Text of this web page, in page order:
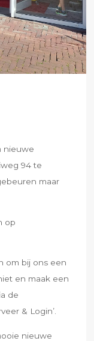
nieuwe
94 te
maar
op
om bij ons een
en maak een
de
& Login’.
nieuwe